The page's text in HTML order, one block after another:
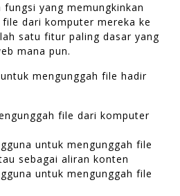
yang memungkinkan
dari komputer mereka ke
satu fitur paling dasar yang
mana pun.
mengunggah file hadir
file dari komputer
untuk mengunggah file
sebagai aliran konten
untuk mengunggah file